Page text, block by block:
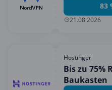
83
21.08.2026
Hostinger
Bis zu 75%
Baukasten